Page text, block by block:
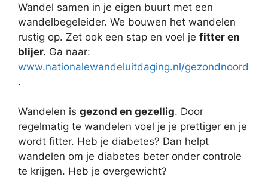
Wandel samen in je eigen buurt met een
wandelbegeleider. We bouwen het wandelen
rustig op. Zet ook een stap en voel je fitter en
blijer. Ga naar:
www.nationalewandeluitdaging.nl/gezondnoord
.
Wandelen is gezond en gezellig. Door
regelmatig te wandelen voel je je prettiger en je
wordt fitter. Heb je diabetes? Dan helpt
wandelen om je diabetes beter onder controle
te krijgen. Heb je overgewicht?